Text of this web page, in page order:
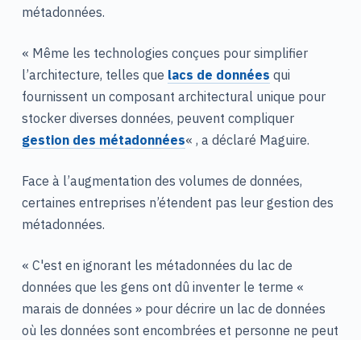
métadonnées.
« Même les technologies conçues pour simplifier
l’architecture, telles que lacs de données qui
fournissent un composant architectural unique pour
stocker diverses données, peuvent compliquer
gestion des métadonnées« , a déclaré Maguire.
Face à l’augmentation des volumes de données,
certaines entreprises n’étendent pas leur gestion des
métadonnées.
« C'est en ignorant les métadonnées du lac de
données que les gens ont dû inventer le terme «
marais de données » pour décrire un lac de données
où les données sont encombrées et personne ne peut